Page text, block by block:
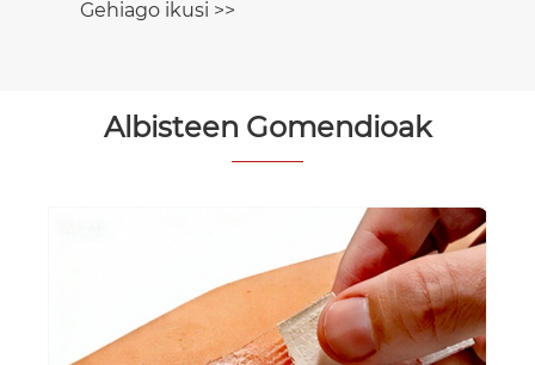
Albisteen Gomendioak
Cmallbio Hydrocolloid Dressings:
Zaurien zainketa modernoan
laguntzaile fidagarria
Gehiago ikusi >>